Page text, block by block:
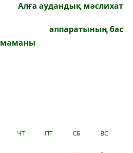
Алға аудандық мәслихат
аппаратының бас
маманы
ЧТ ПТ СБ ВС